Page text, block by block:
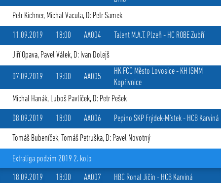
Petr Kichner, Michal Vacula, D: Petr Samek
11.09.2019 18:00 AA004 Talent M.A.T. Plzeň - HC ROBE Zubří
Jiří Opava, Pavel Válek, D: Ivan Dolejš
07.09.2019 19:00 AA005
HK FCC Město Lovosice- KH ISMM
Kopřivnice
Michal Hanák, Luboš Pavlíček, D: Petr Pešek
08.09.2019 18:00 AA006 Pepino SKP Frýdek-Místek- HCB Karviná
Tomáš Bubeníček, Tomáš Petruška, D: Pavel Novotný
Extraliga podzim 2019 2. kolo
18.09.2019
18:00 AA007 HBC Ronal Jičín - HCB Karviná